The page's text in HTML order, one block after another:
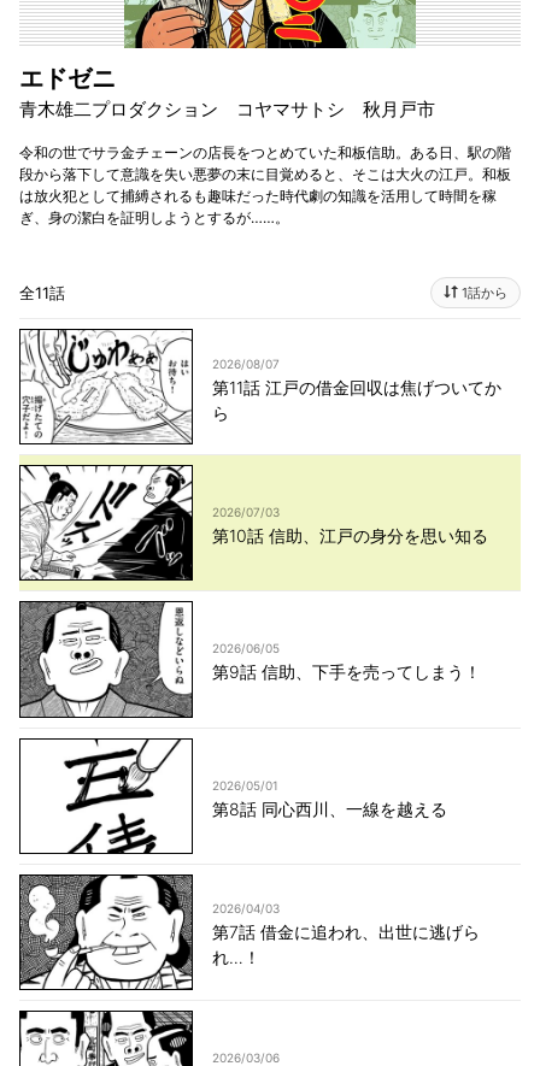
エドゼニ
青木雄二プロダクション コヤマサトシ 秋月戸市
令和の世でサラ金チェーンの店長をつとめていた和板信助。ある日、駅の階
段から落下して意識を失い悪夢の末に目覚めると、そこは大火の江戸。和板
は放火犯として捕縛されるも趣味だった時代劇の知識を活用して時間を稼
ぎ、身の潔白を証明しようとするが……。
全11話 1話から
2026/08/07
第11話 江戸の借金回収は焦げついてか
ら
2026/07/03
第10話 信助、江戸の身分を思い知る
2026/06/05
第9話 信助、下手を売ってしまう！
2026/05/01
第8話 同心西川、一線を越える
2026/04/03
第7話 借金に追われ、出世に逃げら
れ…！
2026/03/06